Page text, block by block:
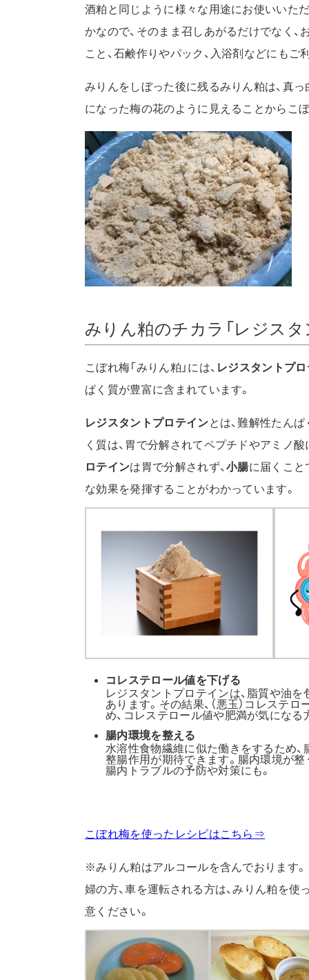
酒粕と同じように様々な用途にお使いいた
かなので、そのまま召しあがるだけでなく
こと、石鹸作りやパック、入浴剤などにもご
みりんをしぼった後に残るみりん粕は、真
になった梅の花のように見えることからこ
みりん粕のチカラ「レジス
こぼれ梅「みりん粕」には、 レジスタントプ
ぱく質が豊富に含まれています。
レジスタントプロテインとは、難解性たん
く質は、胃で分解されてペプチドやアミノ酸
ロテインは胃で分解されず、小腸に届くこと
な効果を発揮することがわかっています。
コレステロール値を下げる
レジスタントプロテインは、脂質や油
あります。その結果、（悪玉）コレステ
め、コレステロール値や肥満が気にな
腸内環境を整える
水溶性食物繊維に似た働きをするため、
整腸作用が期待できます。腸内環境が
腸内トラブルの予防や対策にも。
こぼれ梅を使ったレシピはこちら⇒
※みりん粕はアルコールを含んでおります
婦の方、車を運転される方は、みりん粕を
意ください。